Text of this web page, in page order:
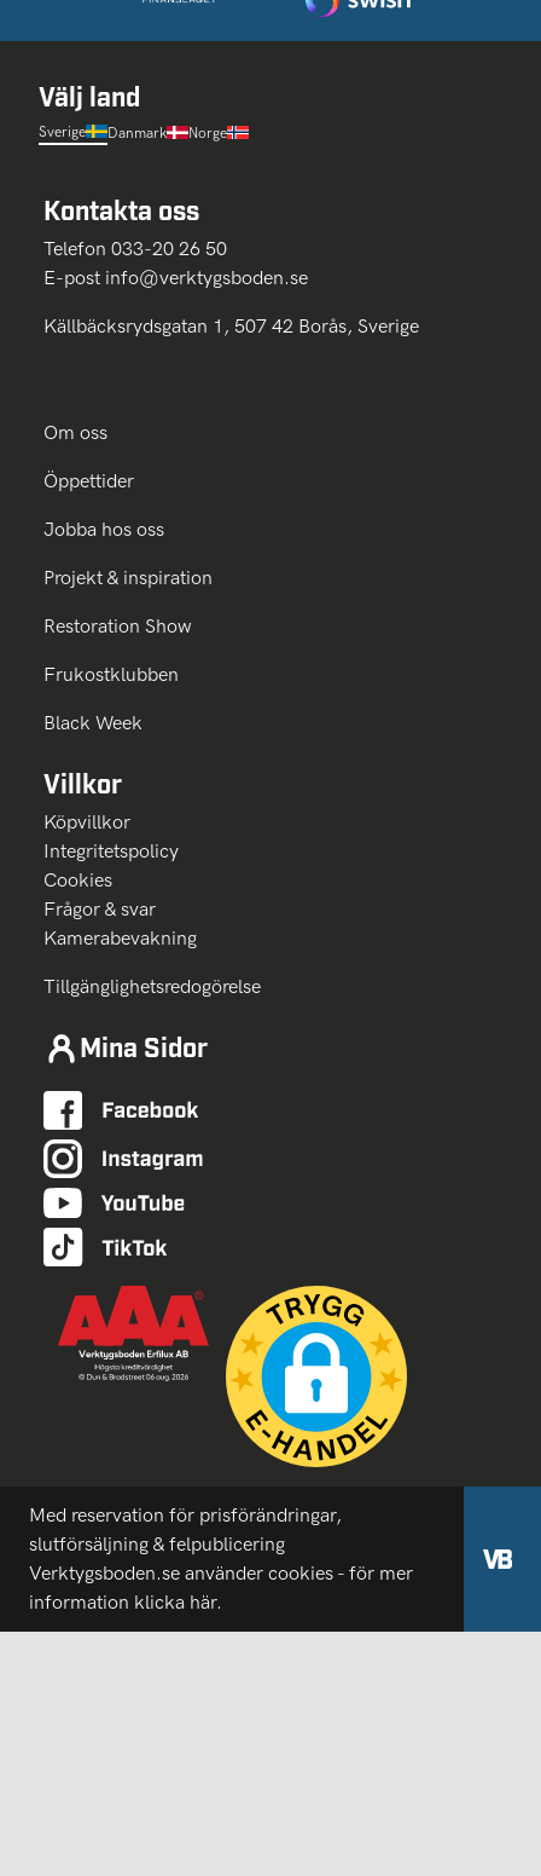
Välj land
Sverige Danmark Norge
Kontakta oss
Telefon 033-20 26 50
E-post info@verktygsboden.se
Källbäcksrydsgatan 1, 507 42 Borås, Sverige
Om oss
Öppettider
Jobba hos oss
Projekt & inspiration
Restoration Show
Frukostklubben
Black Week
Villkor
Köpvillkor
Integritetspolicy
Cookies
Frågor & svar
Kamerabevakning
Tillgänglighetsredogörelse
Mina Sidor
Med reservation för prisförändringar,
slutförsäljning & felpublicering
Verktygsboden.se använder cookies - för mer
information klicka här.